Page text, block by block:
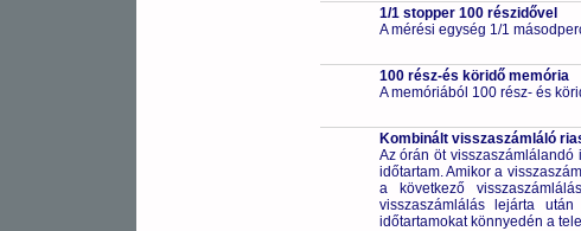
1/1 stopper 100 részidővel
A mérési egység 1/1
100 rész-és köridő memória
A memóriából 100 rész- és
Kombinált visszaszámláló
Az órán öt
időtartam. Amikor a
a következő
visszaszámlálás lejárta
időtartamokat könnyedén a